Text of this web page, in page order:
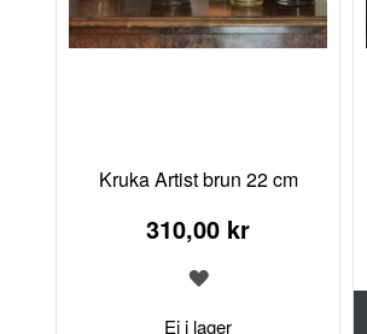
Kruka Artist brun 22 cm
310,00 kr
Ej i lager
LÄGG
I